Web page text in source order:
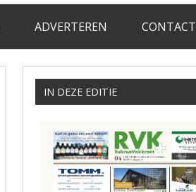
ADVERTEREN CONTACT
IN DEZE EDITIE